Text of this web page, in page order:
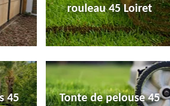
rouleau 45 Loiret
45
Tonte de pelouse 45